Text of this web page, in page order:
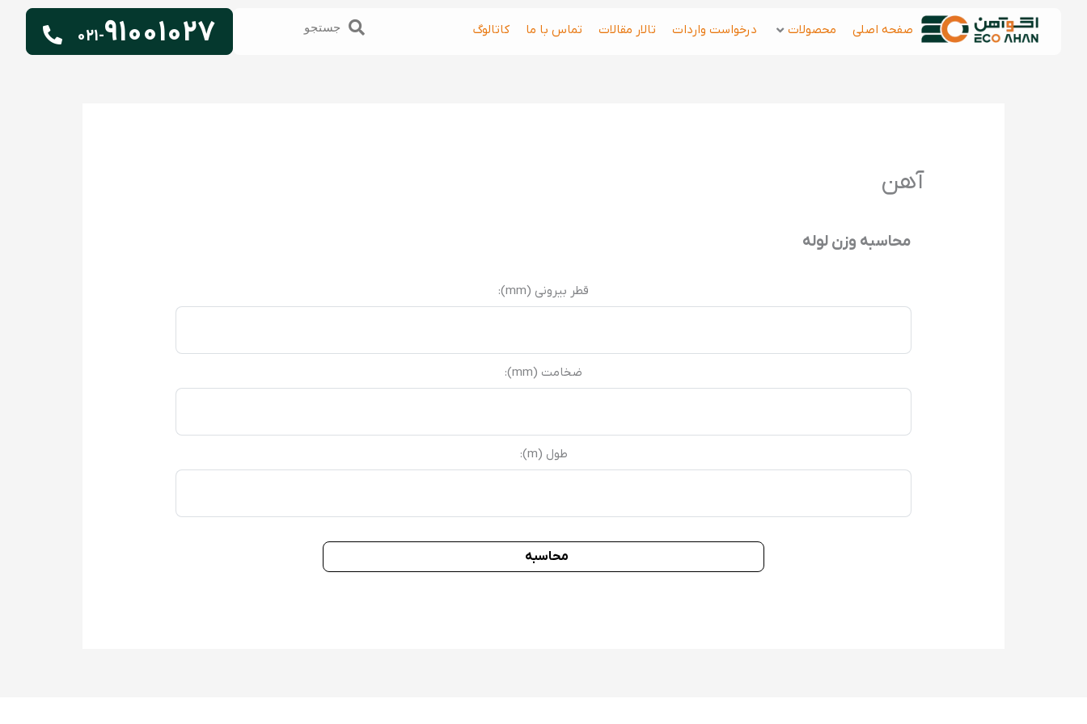
صفحه اصلی محصولات درخواست واردات تالار مقالات تماس با ما کاتالوگ جستجوجستجو 021-91001027
آهن
محاسبه وزن لوله
قطر بیرونی (mm):
ضخامت (mm):
طول (m):
محاسبه